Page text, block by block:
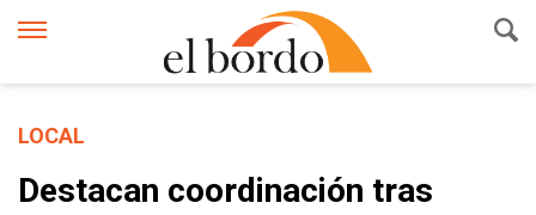
LOCAL
Destacan coordinación tras